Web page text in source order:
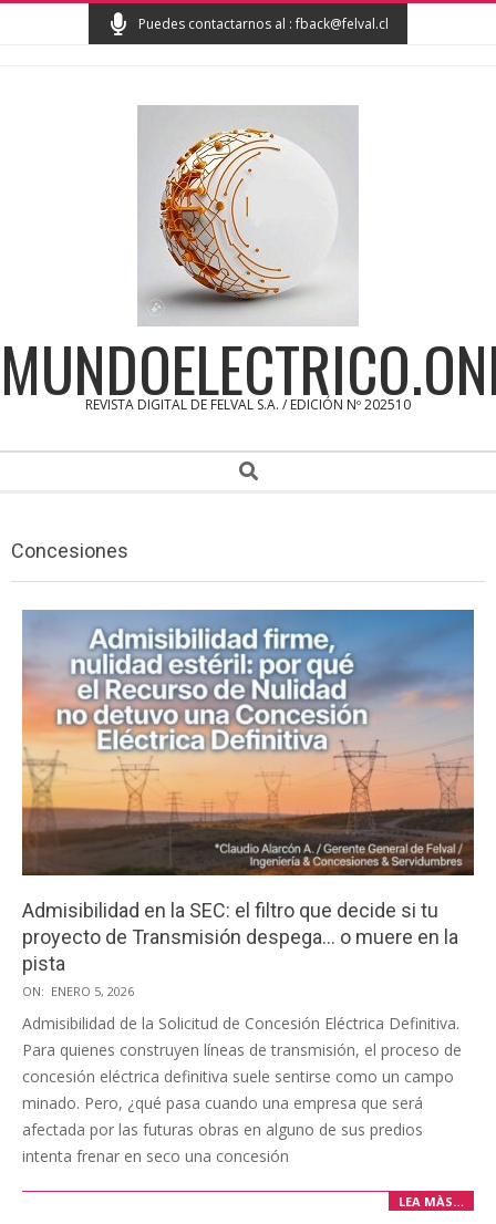
Puedes contactarnos al : fback@felval.cl
REVISTA DIGITAL DE FELVAL S.A. / EDICIÓN Nº 202510
Search
Concesiones
Admisibilidad en la SEC: el filtro que decide si tu
proyecto de Transmisión despega… o muere en la
pista
2026-
01-
05
ON: ENERO 5, 2026
Admisibilidad de la Solicitud de Concesión Eléctrica Definitiva.
Para quienes construyen líneas de transmisión, el proceso de
concesión eléctrica definitiva suele sentirse como un campo
minado. Pero, ¿qué pasa cuando una empresa que será
afectada por las futuras obras en alguno de sus predios
intenta frenar en seco una concesión
LEA MÀS…